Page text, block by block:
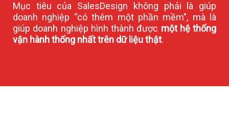
Mục tiêu của SalesDesign không phải là giúp
doanh nghiệp “có thêm một phần mềm”, mà là
giúp doanh nghiệp hình thành được một hệ thống
vận hành thống nhất trên dữ liệu thật.